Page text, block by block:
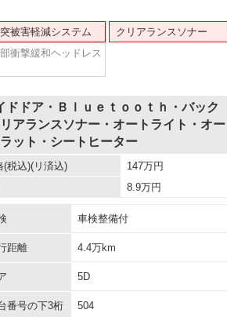
被害軽減システム
クリアランスソナー
衝撃緩和ヘッドレス
ドア・Ｂｌｕｅｔｏｏｔｈ・バック
アランスソナー・オートライト・オー
ット・シートヒーター
(税込)(リ済込) 147万円
8.9万円
車検整備付
距離 4.4万km
5D
番号の下3桁 504